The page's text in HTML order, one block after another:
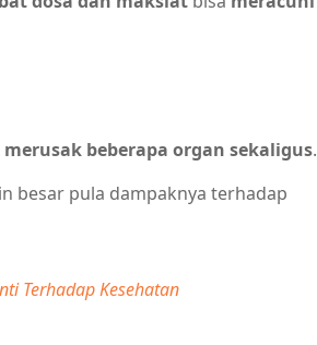
merusak beberapa organ sekaligus.
besar pula dampaknya terhadap
Terhadap Kesehatan